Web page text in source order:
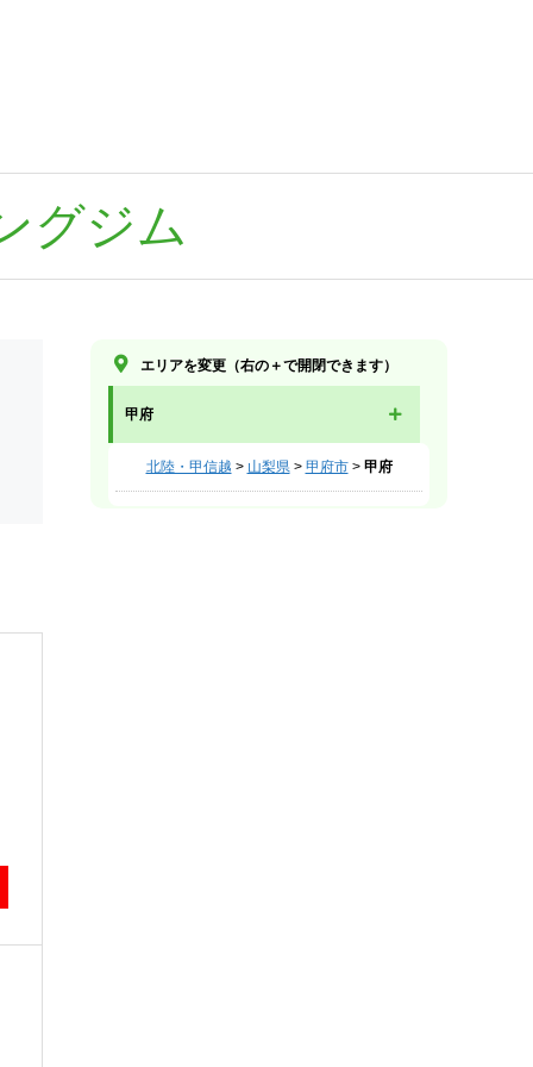
グジム
エリアを変更（右の＋で開閉できます）
甲府
北陸・甲信越 > 山梨県> 甲府市> 甲府